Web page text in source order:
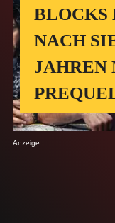
BLOCKS
NACH
JAHREN
Anzeige